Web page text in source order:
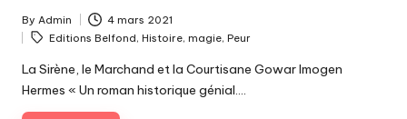
Posted
by
By Admin 4 mars 2021
Tags:
Editions Belfond, Histoire, magie, Peur
La Sirène, le Marchand et la Courtisane Gowar Imogen
Hermes « Un roman historique génial.…